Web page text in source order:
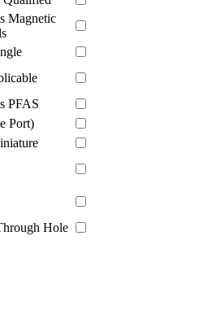
Magnetic
PFAS
Port)
Hole